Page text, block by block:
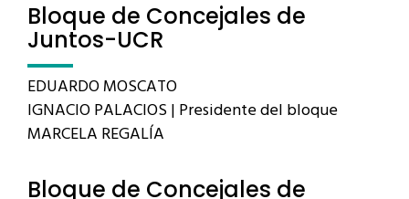
Bloque de Concejales de
Juntos-UCR
EDUARDO MOSCATO
IGNACIO PALACIOS | Presidente del bloque
MARCELA REGALÍA
Bloque de Concejales de